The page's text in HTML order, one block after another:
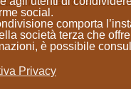
social.
comporta
società terza che offre
è possibile
Privacy